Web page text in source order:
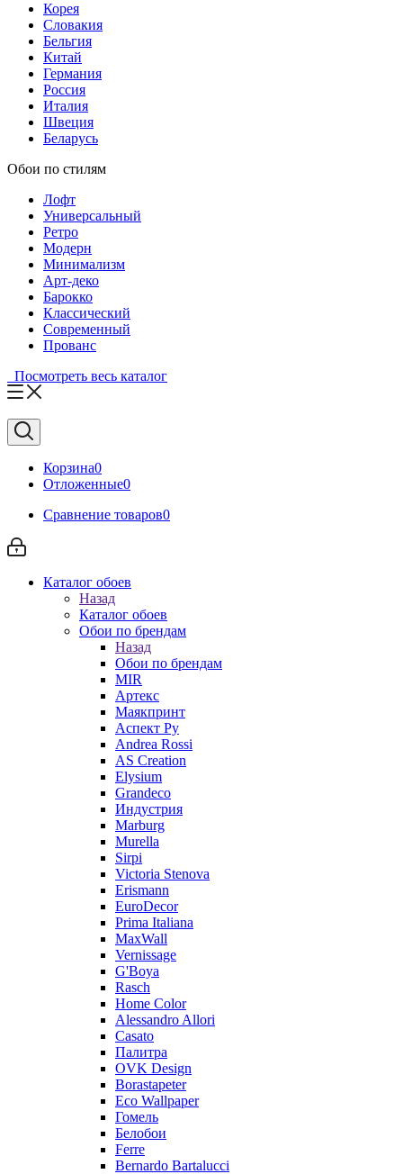
Корея
Словакия
Бельгия
Китай
Германия
Россия
Италия
Швеция
Беларусь
Обои по стилям
Лофт
Универсальный
Ретро
Модерн
Минимализм
Арт-деко
Барокко
Классический
Современный
Прованс
Посмотреть весь каталог
Корзина0
Отложенные0
Сравнение товаров0
Каталог обоев
Назад
Каталог обоев
Обои по брендам
Назад
Обои по брендам
MIR
Артекс
Маякпринт
Аспект Ру
Andrea Rossi
AS Creation
Elysium
Grandeco
Индустрия
Marburg
Murella
Sirpi
Victoria Stenova
Erismann
EuroDecor
Prima Italiana
MaxWall
Vernissage
G'Boya
Rasch
Home Color
Alessandro Allori
Casato
Палитра
OVK Design
Borastapeter
Eco Wallpaper
Гомель
Белобои
Ferre
Bernardo Bartalucci